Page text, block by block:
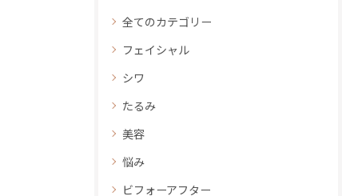
全てのカテゴリー
フェイシャル
シワ
たるみ
美容
悩み
ビフォーアフター